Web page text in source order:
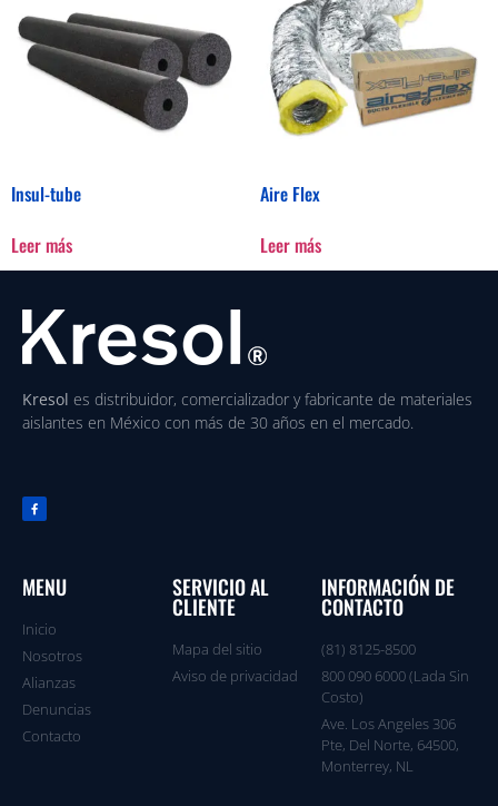
Insul-tube
Leer más
Aire Flex
Leer más
Kresol es distribuidor, comercializador y fabricante de materiales
aislantes en México con más de 30 años en el mercado.
MENU
Inicio
Nosotros
Alianzas
Denuncias
Contacto
SERVICIO AL
CLIENTE
Mapa del sitio
Aviso de privacidad
INFORMACIÓN DE
CONTACTO
(81) 8125-8500
800 090 6000 (Lada Sin
Costo)
Ave. Los Angeles 306
Pte, Del Norte, 64500,
Monterrey, NL